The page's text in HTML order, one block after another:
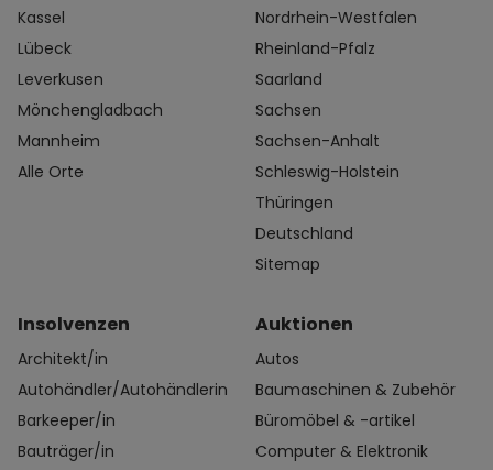
Kassel
Lübeck
Leverkusen
Mönchengladbach
Mannheim
Alle Orte
Nordrhein-Westfalen
Rheinland-Pfalz
Saarland
Sachsen
Sachsen-Anhalt
Schleswig-Holstein
Thüringen
Deutschland
Sitemap
Insolvenzen
Architekt/in
Autohändler/Autohändlerin
Barkeeper/in
Bauträger/in
Auktionen
Autos
Baumaschinen & Zubehör
Büromöbel & -artikel
Computer & Elektronik